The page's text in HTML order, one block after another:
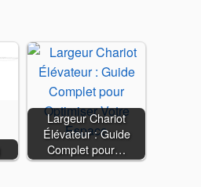
Largeur Chariot
Élévateur : Guide
Complet pour…